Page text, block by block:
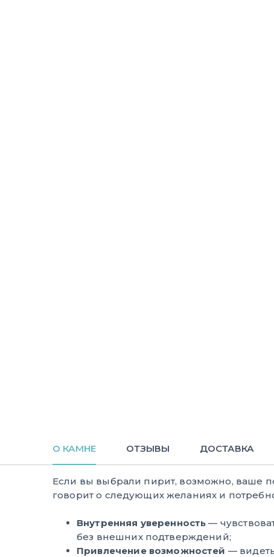
О КАМНЕ ОТЗЫВЫ ДОСТАВКА
Если вы выбрали пирит, возможно, ваше
говорит о следующих желаниях и
Внутренняя уверенность —
без внешних подтверждений;
Привлечение возможностей —